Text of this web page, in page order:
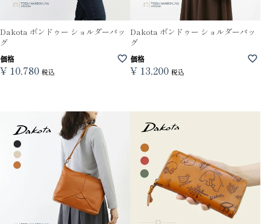
Dakota ボンドゥー ショルダーバッ
グ
価格
¥ 10,780 税込
Dakota ボンドゥー ショルダーバッ
グ
価格
¥ 13,200 税込